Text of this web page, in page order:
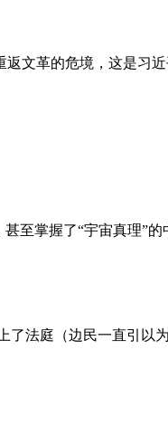
文革的危境，这是习
至掌握了“宇宙真理”
了法庭（边民一直引以